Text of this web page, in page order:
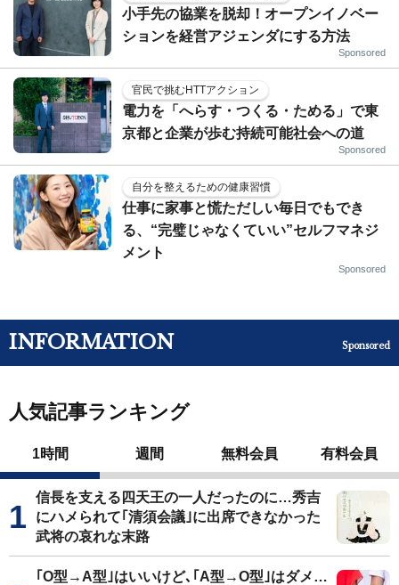
小手先の協業を脱却！オープンイノベー
ションを経営アジェンダにする方法
Sponsored
官民で挑むHTTアクション
電力を「へらす・つくる・ためる」で東
京都と企業が歩む持続可能社会への道
Sponsored
自分を整えるための健康習慣
仕事に家事と慌ただしい毎日でもでき
る、“完璧じゃなくていい”セルフマネジ
メント
Sponsored
INFORMATION Sponsored
人気記事ランキング
1時間 週間 無料会員 有料会員
信長を支える四天王の一人だったのに…秀吉
にハメられて｢清須会議｣に出席できなかった
武将の哀れな末路
｢O型→A型｣はいいけど､｢A型→O型｣はダメ…